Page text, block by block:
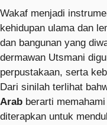
Wakaf menjadi
kehidupan ulama dan
dan bangunan yang
dermawan Utsmani
perpustakaan, serta
Dari sinilah terlihat
Arab berarti
diterapkan untuk